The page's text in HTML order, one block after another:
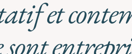
et
sont